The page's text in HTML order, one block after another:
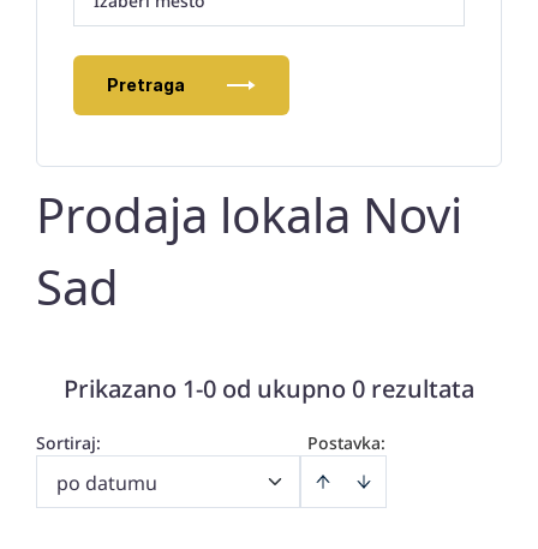
Pretraga
Prodaja lokala Novi
Sad
Prikazano 1-0 od ukupno 0 rezultata
Postavka:
Sortiraj:
po datumu